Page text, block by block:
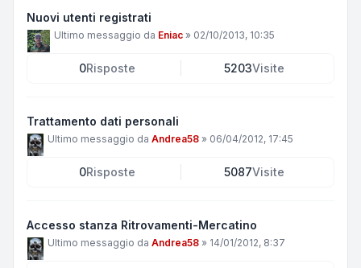
Nuovi utenti registrati
Ultimo messaggio da Eniac » 02/10/2013, 10:35
0Risposte 5203Visite
Trattamento dati personali
Ultimo messaggio da Andrea58 » 06/04/2012, 17:45
0Risposte 5087Visite
Accesso stanza Ritrovamenti-Mercatino
Ultimo messaggio da Andrea58 » 14/01/2012, 8:37